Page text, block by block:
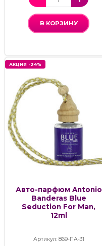
В КОРЗИНУ
АКЦИЯ -24%
Авто-парфюм Antonio
Banderas Blue
Seduction For Man,
12ml
Артикул: 869-ПА-31